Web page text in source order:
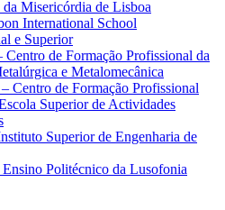
da Misericórdia de Lisboa
International School
e Superior
de Formação Profissional da
e Metalomecânica
Centro de Formação Profissional
Superior de Actividades
Superior de Engenharia de
Politécnico da Lusofonia